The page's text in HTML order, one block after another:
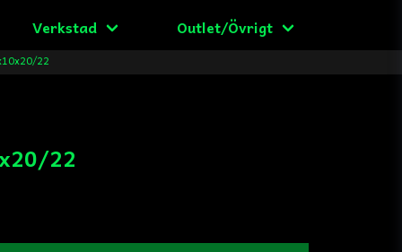
Verkstad Outlet/Övrigt
22
22